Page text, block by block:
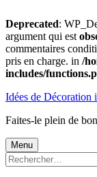
Deprecated:
argument qui est
commentaires
pris en charge. in /
includes/
au
Idées de Décoration
Faites-le plein de
Menu
principal
Menu
Rechercher :